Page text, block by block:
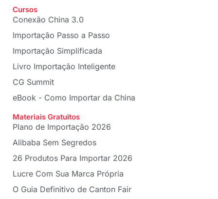
Cursos
Conexão China 3.0
Importação Passo a Passo
Importação Simplificada
Livro Importação Inteligente
CG Summit
eBook - Como Importar da China
Materiais Gratuitos
Plano de Importação 2026
Alibaba Sem Segredos
26 Produtos Para Importar 2026
Lucre Com Sua Marca Própria
O Guia Definitivo de Canton Fair